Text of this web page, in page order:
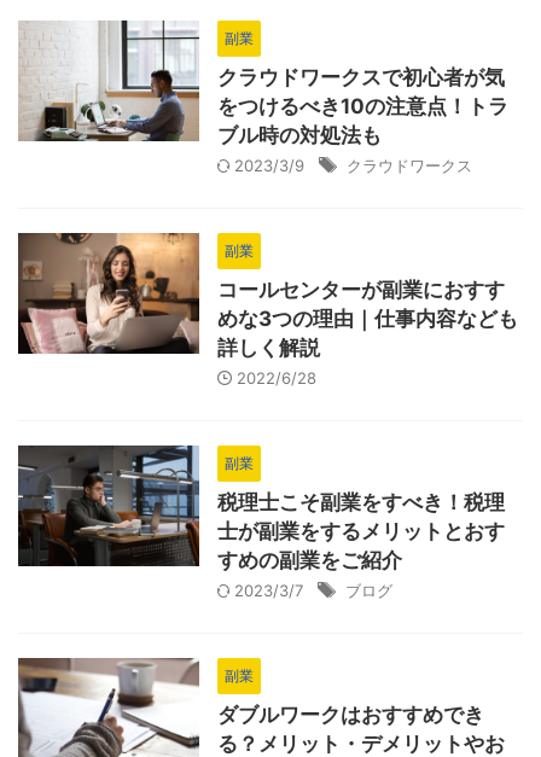
副業
クラウドワークスで初心者が気
をつけるべき10の注意点！トラ
ブル時の対処法も
2023/3/9 クラウドワークス
副業
コールセンターが副業におすす
めな3つの理由｜仕事内容なども
詳しく解説
2022/6/28
副業
税理士こそ副業をすべき！税理
士が副業をするメリットとおす
すめの副業をご紹介
2023/3/7 ブログ
副業
ダブルワークはおすすめでき
る？メリット・デメリットやお